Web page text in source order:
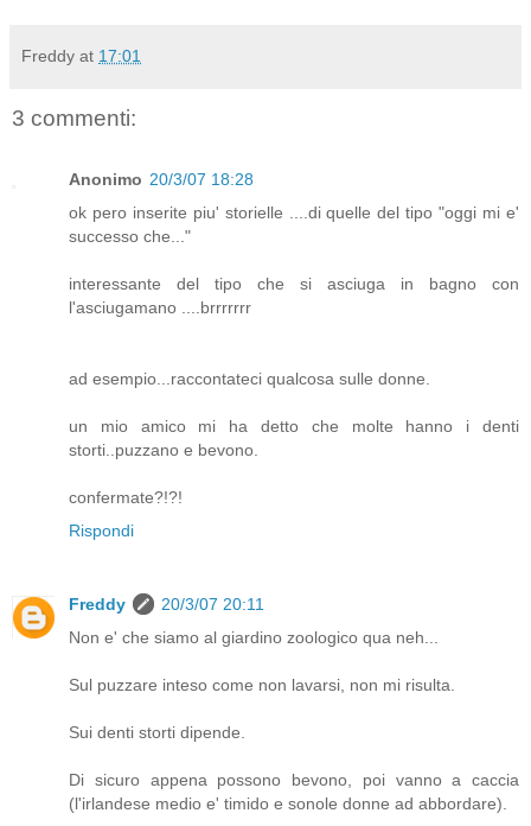
Freddy at 17:01
3 commenti:
Anonimo 20/3/07 18:28
ok pero inserite piu' storielle ....di quelle del tipo "oggi mi e'
successo che..."
interessante del tipo che si asciuga in bagno con
l'asciugamano ....brrrrrrr
ad esempio...raccontateci qualcosa sulle donne.
un mio amico mi ha detto che molte hanno i denti
storti..puzzano e bevono.
confermate?!?!
Rispondi
Freddy
20/3/07 20:11
Non e' che siamo al giardino zoologico qua neh...
Sul puzzare inteso come non lavarsi, non mi risulta.
Sui denti storti dipende.
Di sicuro appena possono bevono, poi vanno a caccia
(l'irlandese medio e' timido e sonole donne ad abbordare).